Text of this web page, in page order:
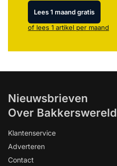
Lees 1 maand gratis
of lees 1 artikel per maand
Nieuwsbrieven
Over Bakkerswereld
Klantenservice
Adverteren
Contact